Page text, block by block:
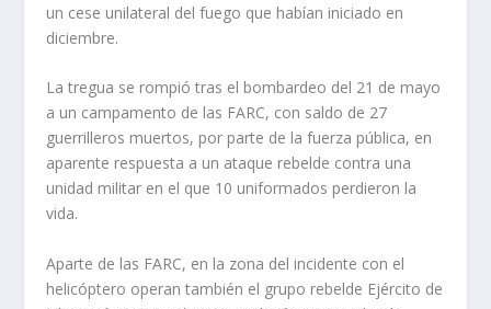
un cese unilateral del fuego que habían iniciado en
diciembre.
La tregua se rompió tras el bombardeo del 21 de mayo
a un campamento de las FARC, con saldo de 27
guerrilleros muertos, por parte de la fuerza pública, en
aparente respuesta a un ataque rebelde contra una
unidad militar en el que 10 uniformados perdieron la
vida.
Aparte de las FARC, en la zona del incidente con el
helicóptero operan también el grupo rebelde Ejército de